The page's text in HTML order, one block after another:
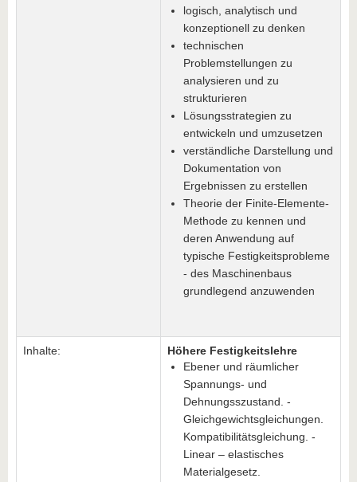
logisch, analytisch und
konzeptionell zu denken
technischen
Problemstellungen zu
analysieren und zu
strukturieren
Lösungsstrategien zu
entwickeln und umzusetzen
verständliche Darstellung und
Dokumentation von
Ergebnissen zu erstellen
Theorie der Finite-Elemente-
Methode zu kennen und
deren Anwendung auf
typische Festigkeitsprobleme
- des Maschinenbaus
grundlegend anzuwenden
Inhalte:
Höhere Festigkeitslehre
Ebener und räumlicher
Spannungs- und
Dehnungsszustand. -
Gleichgewichtsgleichungen.
Kompatibilitätsgleichung. -
Linear – elastisches
Materialgesetz.